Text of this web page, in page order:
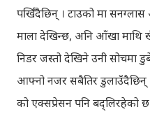
पर्खिँदैछिन् । टाउको मा
माला देखिन्छ, अनि आँखा
निडर जस्तो देखिने उनी सोचमा
आफ्नो नजर सबैतिर
को एक्सप्रेसन पनि बद्लिरहेको छ